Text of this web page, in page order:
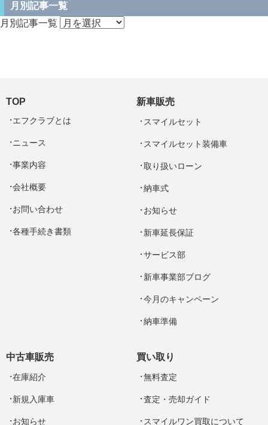
月別記事一覧
月別記事一覧
TOP
エフクラブとは
ニュース
事業内容
会社概要
お問い合わせ
各種手続き書類
新車販売
スマイルセット
スマイルセット装備車
取り扱いローン
納車式
お知らせ
新車延長保証
サービス部
新車事業部ブログ
今月のキャンペーン
納車準備
中古車販売
在庫紹介
新規入庫車
お知らせ
買い取り
無料査定
査定・売却ガイド
スマイルワン買取について